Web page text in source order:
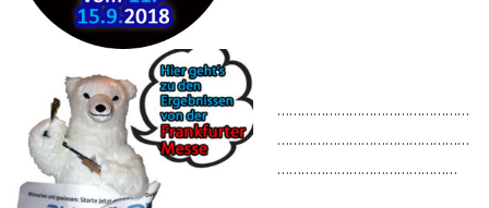
…………………………………………
…………………………………………
………………………………………